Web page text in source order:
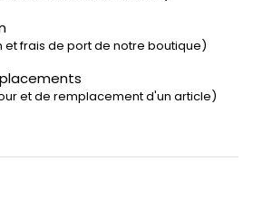
et frais de port de notre boutique)
et de remplacement d'un article)